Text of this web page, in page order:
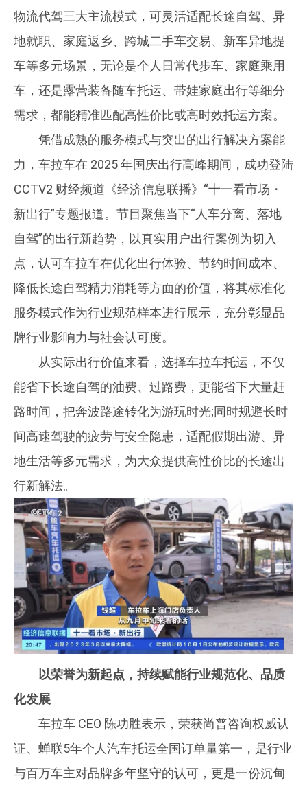
物流代驾三大主流模式，可灵活适配长途自驾、异
地就职、家庭返乡、跨城二手车交易、新车异地提
车等多元场景，无论是个人日常代步车、家庭乘用
车，还是露营装备随车托运、带娃家庭出行等细分
需求，都能精准匹配高性价比或高时效托运方案。
凭借成熟的服务模式与突出的出行解决方案能
力，车拉车在 2025 年国庆出行高峰期间，成功登陆
CCTV2 财经频道《经济信息联播》“十一看市场・
新出行”专题报道。节目聚焦当下“人车分离、落地
自驾”的出行新趋势，以真实用户出行案例为切入
点，认可车拉车在优化出行体验、节约时间成本、
降低长途自驾精力消耗等方面的价值，将其标准化
服务模式作为行业规范样本进行展示，充分彰显品
牌行业影响力与社会认可度。
从实际出行价值来看，选择车拉车托运，不仅
能省下长途自驾的油费、过路费，更能省下大量赶
路时间，把奔波路途转化为游玩时光;同时规避长时
间高速驾驶的疲劳与安全隐患，适配假期出游、异
地生活等多元需求，为大众提供高性价比的长途出
行新解法。
以荣誉为新起点，持续赋能行业规范化、品质
化发展
车拉车 CEO 陈功胜表示，荣获尚普咨询权威认
证、蝉联5年个人汽车托运全国订单量第一，是行业
与百万车主对品牌多年坚守的认可，更是一份沉甸